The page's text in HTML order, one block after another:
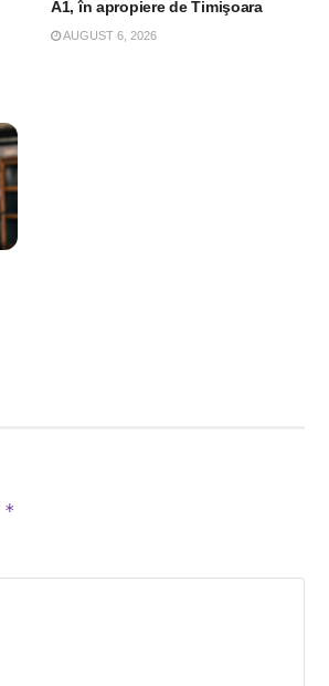
A1, în apropiere de Timişoara
AUGUST 6, 2026
*